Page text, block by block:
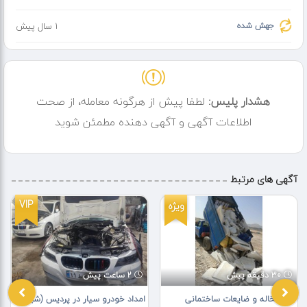
برای ثبت سفارش با شماره تماس زیر تماس حاصل فرمایید.
7 5 9 4 6 0 5 4 0 9 0 نمایندگی تیپاکس شعبه ولیعصر تبریز
(جمع آوری از راس ساعت ۹ صبح الی ده شب از تمامی نقاط تبریز)
جهش شده 1 سال پیش
هشدار پلیس: لطفا پیش از هرگونه معامله، از صحت
اطلاعات آگهی و آگهی دهنده مطمئن شوید
آگهی های مرتبط
VIP
2 ساعت پیش
امداد خودرو سیار در پردیس (شبانه
ویژه
30 دقیقه پیش
حمل نخاله و ضایعات ساختمانی